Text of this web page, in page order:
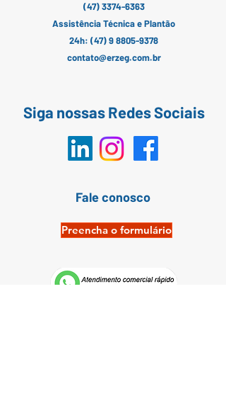
(47) 3374-6363
Assistência Técnica e Plantão
24h: (47) 9 8805-9378
contato@erzeg.com.br
Siga nossas Redes Sociais
Fale conosco
Preencha o formulário